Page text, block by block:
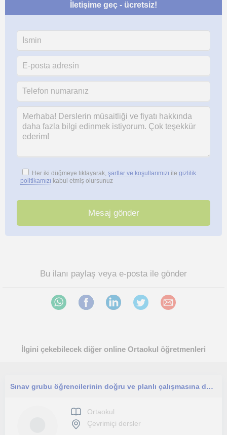
İletişime geç - ücretsiz!
Her iki düğmeye tıklayarak, şartlar ve koşullarımızı ile gizlilik
politikamızı kabul etmiş olursunuz
Bu ilanı paylaş veya e-posta ile gönder
İlgini çekebilecek diğer online Ortaokul öğretmenleri
Sınav grubu öğrencilerinin doğru ve planlı çalışmasına destek olmak istiyorum
Ortaokul
Çevrimiçi dersler